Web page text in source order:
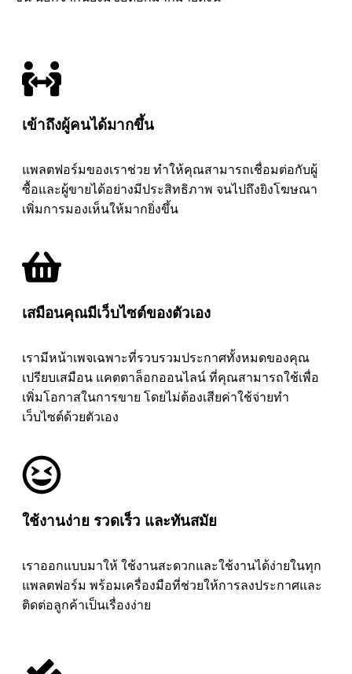
เข้าถึงผู้คนได้มากขึ้น
แพลตฟอร์มของเราช่วย ทำให้คุณสามารถเชื่อมต่อกับผู้
ซื้อและผู้ขายได้อย่างมีประสิทธิภาพ จนไปถึงยิงโฆษณา
เพิ่มการมองเห็นให้มากยิ่งขึ้น
เสมือนคุณมีเว็บไซต์ของตัวเอง
เรามีหน้าเพจเฉพาะที่รวบรวมประกาศทั้งหมดของคุณ
เปรียบเสมือน แคตตาล็อกออนไลน์ ที่คุณสามารถใช้เพื่อ
เพิ่มโอกาสในการขาย โดยไม่ต้องเสียค่าใช้จ่ายทำ
เว็บไซต์ด้วยตัวเอง
ใช้งานง่าย รวดเร็ว และทันสมัย
เราออกแบบมาให้ ใช้งานสะดวกและใช้งานได้ง่ายในทุก
แพลตฟอร์ม พร้อมเครื่องมือที่ช่วยให้การลงประกาศและ
ติดต่อลูกค้าเป็นเรื่องง่าย